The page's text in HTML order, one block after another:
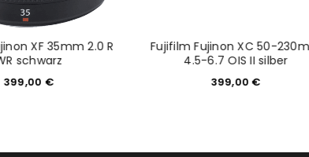
XF 35mm 2.0 R
schwarz
399,00 €
Fujifilm Fujinon XC 50-
4.5-6.7 OIS II silber
399,00€